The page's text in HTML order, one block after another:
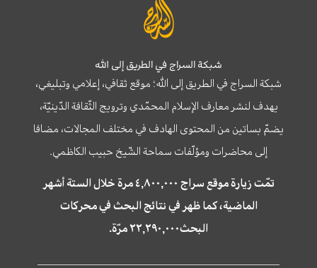
شبكة السراج في الطريق إلى الله
شبكة السراج في الطريق إلى الله؛ موقع ثقافي، إعلامي وتبليغي،
يهدف لنشر معارف الإسلام المحمّدي وترويج الثّقافة الدّينيّة،
يضمّ بساتين من المحتوى الهادف في مختلف المجالات، مضافا
إلى محاضرات ومؤلّفات سماحة الشّيخ حبيب الكاظمي.
تمّت زيارة موقع سراج ٤,٨٠٠,٠٠٠ مرة خلال الستة أشهر
الماضية، كما ظهر في نتائج البحث في محركات
البحث٢٢,٢٩٠,٠٠٠ مرّة.